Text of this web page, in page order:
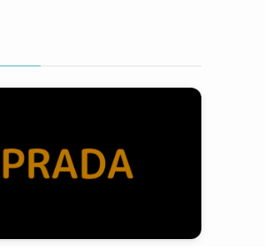
18 Aug 23
使うんで、ガラスコーティングと撥水をつけ
ます。予約も電話してすぐに対応頂けまし
。また今度はスマホをやってもらおうと思い
05 Aug 23